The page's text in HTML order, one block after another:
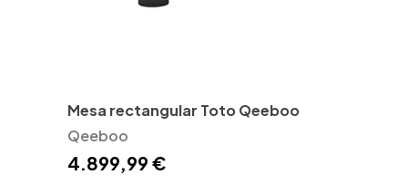
Mesa rectangular Toto Qeeboo
Qeeboo
4.899,99 €